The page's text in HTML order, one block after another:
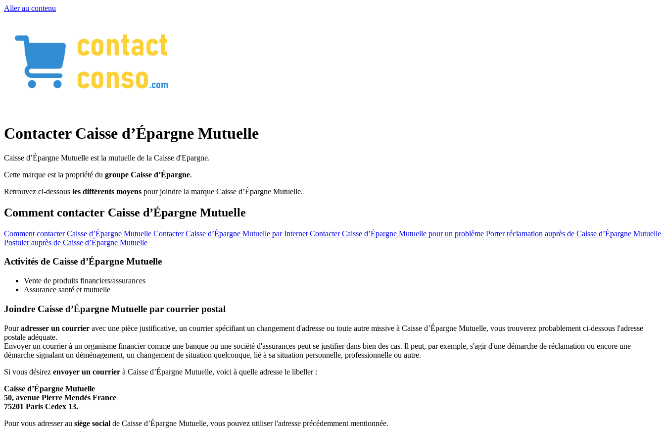
Aller au contenu
Contacter Caisse d’Épargne Mutuelle
Caisse d’Épargne Mutuelle est la mutuelle de la Caisse d'Epargne.
Cette marque est la propriété du groupe Caisse d’Épargne.
Retrouvez ci-dessous les différents moyens pour joindre la marque Caisse d’Épargne Mutuelle.
Comment contacter Caisse d’Épargne Mutuelle
Comment contacter Caisse d’Épargne Mutuelle Contacter Caisse d’Épargne Mutuelle par Internet Contacter Caisse d’Épargne Mutuelle pour un problème Porter réclamation auprès de Caisse d’Épargne Mutuelle
Postuler auprès de Caisse d’Épargne Mutuelle
Activités de Caisse d’Épargne Mutuelle
Vente de produits financiers/assurances
Assurance santé et mutuelle
Joindre Caisse d’Épargne Mutuelle par courrier postal
Pouradresser un courrier avec une pièce justificative, un courrier spécifiant un changement d'adresse ou toute autre missive à Caisse d’Épargne Mutuelle, vous trouverez probablement ci-dessous l'adresse
postale adéquate.
Envoyer un courrier à un organisme financier comme une banque ou une société d'assurances peut se justifier dans bien des cas. Il peut, par exemple, s'agir d'une démarche de réclamation ou encore une
démarche signalant un déménagement, un changement de situation quelconque, lié à sa situation personnelle, professionnelle ou autre.
Si vous désirez envoyer un courrier à Caisse d’Épargne Mutuelle, voici à quelle adresse le libeller :
Caisse d’Épargne Mutuelle
50, avenue Pierre Mendès France
75201 Paris Cedex 13.
Pour vous adresser au siège social de Caisse d’Épargne Mutuelle, vous pouvez utiliser l'adresse précédemment mentionnée.